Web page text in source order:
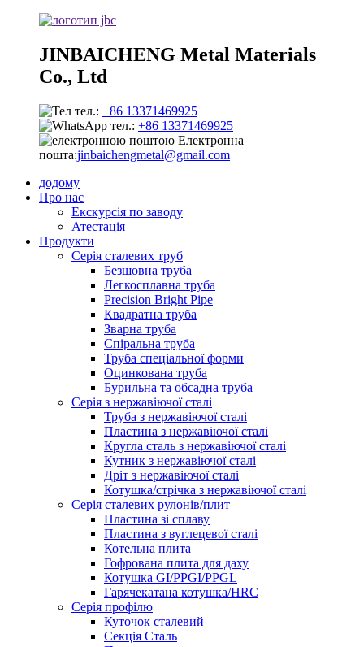
JINBAICHENG Metal Materials
Co., Ltd
тел.: +86 13371469925
тел.: +86 13371469925
Електронна
пошта:jinbaichengmetal@gmail.com
додому
Про нас
Екскурсія по заводу
Атестація
Продукти
Серія сталевих труб
Безшовна труба
Легкосплавна труба
Precision Bright Pipe
Квадратна труба
Зварна труба
Спіральна труба
Труба спеціальної форми
Оцинкована труба
Бурильна та обсадна труба
Серія з нержавіючої сталі
Труба з нержавіючої сталі
Пластина з нержавіючої сталі
Кругла сталь з нержавіючої сталі
Кутник з нержавіючої сталі
Дріт з нержавіючої сталі
Котушка/стрічка з нержавіючої сталі
Серія сталевих рулонів/плит
Пластина зі сплаву
Пластина з вуглецевої сталі
Котельна плита
Гофрована плита для даху
Котушка GI/PPGI/PPGL
Гарячекатана котушка/HRC
Серія профілю
Куточок сталевий
Секція Сталь